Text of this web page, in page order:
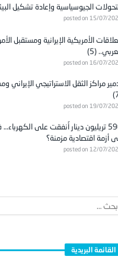
الجيوسياسية وإعادة تشكيل
posted on 15/07/
الأمريكية الإيرانية ومستقبل
(5)
posted on 16/07/
مراكز الثقل الاستراتيجي الإيراني
posted on 19/07/
596 تريليون دينار أُنفقت على
أزمة اقتصادية مزمنة؟
posted on 12/07/
القائمة البريدية